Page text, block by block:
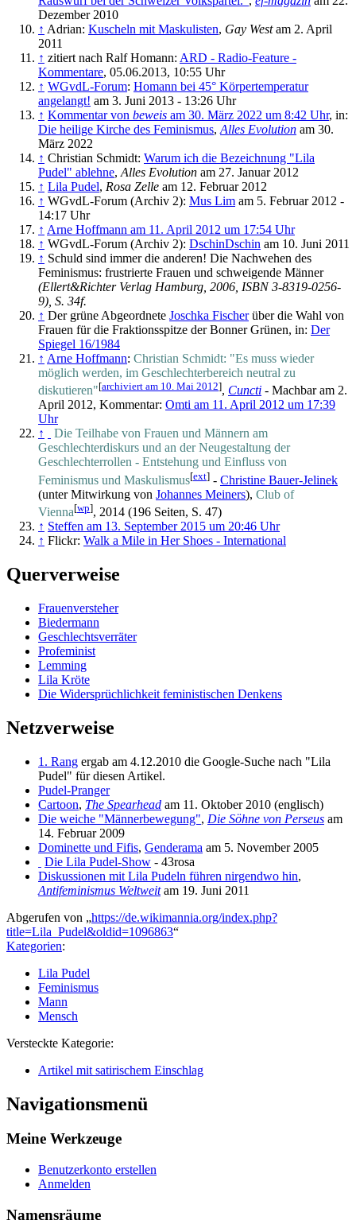
Dezember 2010
↑ Adrian: Kuscheln mit Maskulisten, Gay Westam 2. April
2011
↑ zitiert nach Ralf Homann: ARD - Radio-Feature -
Kommentare, 05.06.2013, 10:55 Uhr
↑ WGvdL-Forum: Homann bei 45° Körpertemperatur
angelangt! am 3. Juni 2013 - 13:26 Uhr
↑ Kommentar von beweis am 30. März 2022 um 8:42 Uhr, in:
Die heilige Kirche des Feminismus, Alles Evolution am 30.
März 2022
↑ Christian Schmidt: Warum ich die Bezeichnung "Lila
Pudel" ablehne, Alles Evolution am 27. Januar 2012
↑ Lila Pudel, Rosa Zelle am 12. Februar 2012
↑ WGvdL-Forum (Archiv 2): Mus Lim am 5. Februar 2012 -
14:17 Uhr
↑ Arne Hoffmann am 11. April 2012 um 17:54 Uhr
↑ WGvdL-Forum (Archiv 2): DschinDschin am 10. Juni 2011
↑ Schuld sind immer die anderen! Die Nachwehen des
Feminismus: frustrierte Frauen und schweigende Männer
(Ellert&Richter Verlag Hamburg, 2006, ISBN 3-8319-0256-
9), S. 34f.
↑ Der grüne Abgeordnete Joschka Fischerüber die Wahl von
Frauen für die Fraktionsspitze der Bonner Grünen, in: Der
Spiegel 16/1984
↑ Arne Hoffmann: Christian Schmidt: "Es muss wieder
möglich werden, im Geschlechterbereich neutral zu
diskutieren"[archiviert am 10. Mai 2012], Cuncti - Machbar am 2.
April 2012, Kommentar: Omti am 11. April 2012 um 17:39
Uhr
↑
Die Teilhabe von Frauen und Männern am
Geschlechterdiskurs und an der Neugestaltung der
Geschlechterrollen - Entstehung und Einfluss von
Feminismus und Maskulismus[ext] - Christine Bauer-Jelinek
(unter Mitwirkung von Johannes Meiners), Club of
Vienna[wp], 2014 (196 Seiten, S. 47)
↑ Steffen am 13. September 2015 um 20:46 Uhr
↑ Flickr: Walk a Mile in Her Shoes - International
Querverweise
Frauenversteher
Biedermann
Geschlechtsverräter
Profeminist
Lemming
Lila Kröte
Die Widersprüchlichkeit feministischen Denkens
Netzverweise
1. Rang ergab am 4.12.2010 die Google-Suche nach "Lila
Pudel" für diesen Artikel.
Pudel-Pranger
Cartoon, The Spearhead am 11. Oktober 2010 (englisch)
Die weiche "Männerbewegung", Die Söhne von Perseus am
14. Februar 2009
Dominette und Fifis, Genderama am 5. November 2005
Die Lila Pudel-Show - 43rosa
Diskussionen mit Lila Pudeln führen nirgendwo hin,
Antifeminismus Weltweitam 19. Juni 2011
Abgerufen von „https://de.wikimannia.org/index.php?
title=Lila_Pudel&oldid=1096863“
Kategorien:
Lila Pudel
Feminismus
Mann
Mensch
Versteckte Kategorie:
Artikel mit satirischem Einschlag
Navigationsmenü
Meine Werkzeuge
Benutzerkonto erstellen
Anmelden
Namensräume